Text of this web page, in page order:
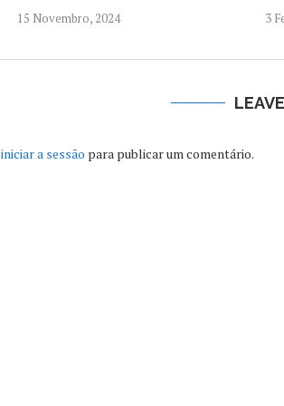
15 Novembro, 2024 3
iniciar a sessão para publicar um comentário.